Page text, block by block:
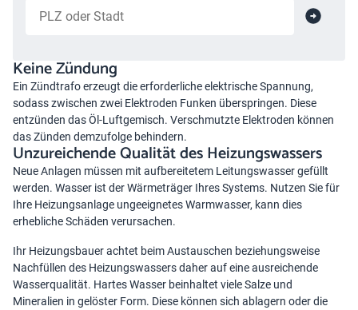
Keine Zündung
Ein Zündtrafo erzeugt die erforderliche elektrische Spannung,
sodass zwischen zwei Elektroden Funken überspringen. Diese
entzünden das Öl-Luftgemisch. Verschmutzte Elektroden können
das Zünden demzufolge behindern.
Unzureichende Qualität des Heizungswassers
Neue Anlagen müssen mit aufbereitetem Leitungswasser gefüllt
werden. Wasser ist der Wärmeträger Ihres Systems. Nutzen Sie für
Ihre Heizungsanlage ungeeignetes Warmwasser, kann dies
erhebliche Schäden verursachen.
Ihr Heizungsbauer achtet beim Austauschen beziehungsweise
Nachfüllen des Heizungswassersdaher auf eine ausreichende
Wasserqualität. Hartes Wasser beinhaltet viele Salze und
Mineralien in gelöster Form. Diese können sich ablagern oder die